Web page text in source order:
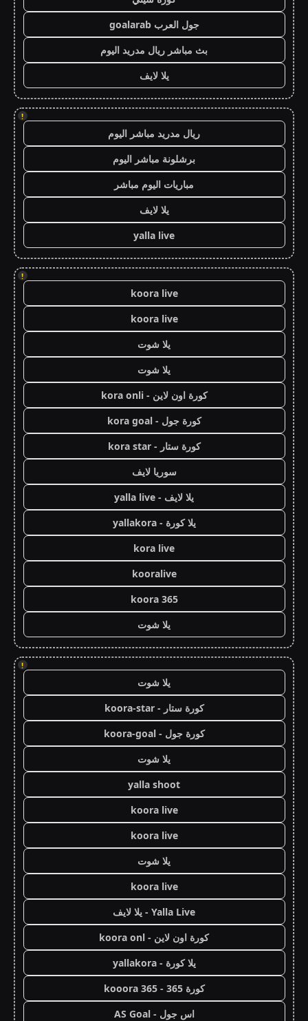
جول العرب goalarab
بث مباشر ريال مدريد اليوم
يلا لايف
!
ريال مدريد مباشر اليوم
برشلونة مباشر اليوم
مباريات اليوم مباشر
يلا لايف
yalla live
!
koora live
koora live
يلا شوت
يلا شوت
كورة اون لاين - kora onli
كورة جول - kora goal
كورة ستار - kora star
سوريا لايف
يلا لايف - yalla live
يلا كورة - yallakora
kora live
kooralive
koora 365
يلا شوت
!
يلا شوت
كورة ستار - koora-star
كورة جول - koora-goal
يلا شوت
yalla shoot
koora live
koora live
يلا شوت
koora live
Yalla Live - يلا لايف
كورة اون لاين - koora onl
يلا كورة - yallakora
كورة 365 - kooora 365
اس جول - AS Goal